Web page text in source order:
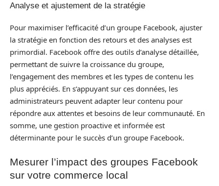
Analyse et ajustement de la stratégie
Pour maximiser l’efficacité d’un groupe Facebook, ajuster
la stratégie en fonction des retours et des analyses est
primordial. Facebook offre des outils d’analyse détaillée,
permettant de suivre la croissance du groupe,
l’engagement des membres et les types de contenu les
plus appréciés. En s’appuyant sur ces données, les
administrateurs peuvent adapter leur contenu pour
répondre aux attentes et besoins de leur communauté. En
somme, une gestion proactive et informée est
déterminante pour le succès d’un groupe Facebook.
Mesurer l’impact des groupes Facebook
sur votre commerce local